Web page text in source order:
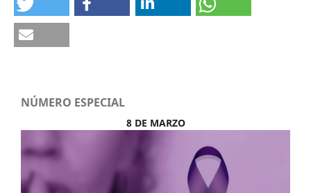
NÚMERO ESPECIAL
8 DE MARZO